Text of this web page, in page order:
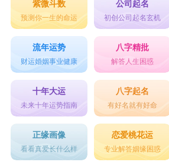
紫微斗数
预测你一生的命运
公司起名
初创公司起名玄机
流年运势
财运婚姻事业健康
八字精批
解答人生困惑
十年大运
未来十年运势指南
八字起名
有好名就有好命
正缘画像
看看真爱长什么样
恋爱桃花运
专业解答姻缘困惑